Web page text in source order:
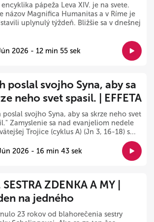
encyklika pápeža Leva XIV. je na svete.
názov Magnifica Humanitas a v Ríme je
uplynulý týždeň. Bližšie sa v dnešnej
2026 - 12 min 55 sek
poslal svojho Syna, aby sa
neho svet spasil. | EFFETA
poslal svojho Syna, aby sa skrze neho svet
Zamyslenie sa nad evanjeliom nedele
Trojice (cyklus A) (Jn 3, 16-18) s...
2026 - 16 min 43 sek
SESTRA ZDENKA A MY |
na jedného
23 rokov od blahorečenia sestry